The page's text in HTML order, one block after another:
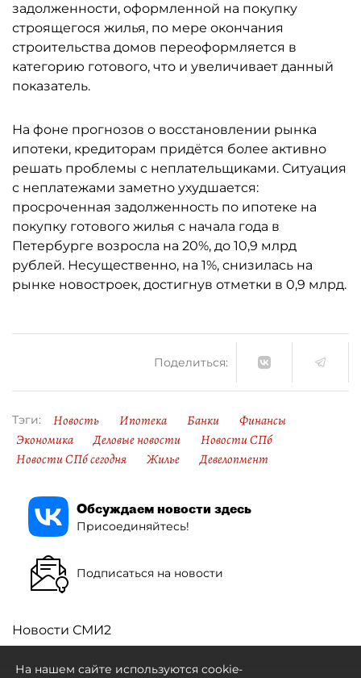
задолженности, оформленной на покупку
строящегося жилья, по мере окончания
строительства домов переоформляется в
категорию готового, что и увеличивает данный
показатель.
На фоне прогнозов о восстановлении рынка
ипотеки, кредиторам придётся более активно
решать проблемы с неплательщиками. Ситуация
с неплатежами заметно ухудшается:
просроченная задолженность по ипотеке на
покупку готового жилья с начала года в
Петербурге возросла на 20%, до 10,9 млрд
рублей. Несущественно, на 1%, снизилась на
рынке новостроек, достигнув отметки в 0,9 млрд.
Поделиться:
Тэги: Новость Ипотека Банки
Финансы
Экономика
Деловые новости
Новости СПб
Новости СПб сегодня
Жилье Девелопмент
Обсуждаем новости здесь
Присоединяйтесь!
Подписаться на новости
Новости СМИ2
На нашем сайте используются cookie-